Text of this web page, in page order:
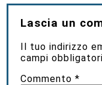
Lascia un
Il tuo indirizzo
campi
Commento*